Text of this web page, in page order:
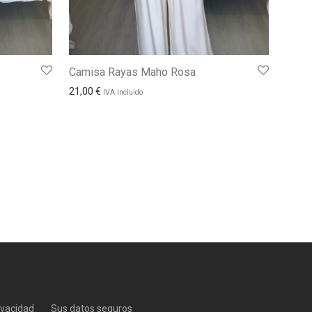
Camisa Rayas Maho Rosa
21,00 € IVA Incluido
Sus datos seguros